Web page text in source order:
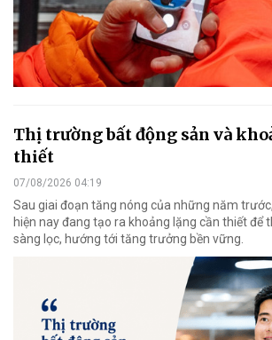
Thị trường bất động sản và
thiết
07/08/2026 04:19
Sau giai đoạn tăng nóng của những năm
hiện nay đang tạo ra khoảng lặng cần thiết để
sàng lọc, hướng tới tăng trưởng bền vững.